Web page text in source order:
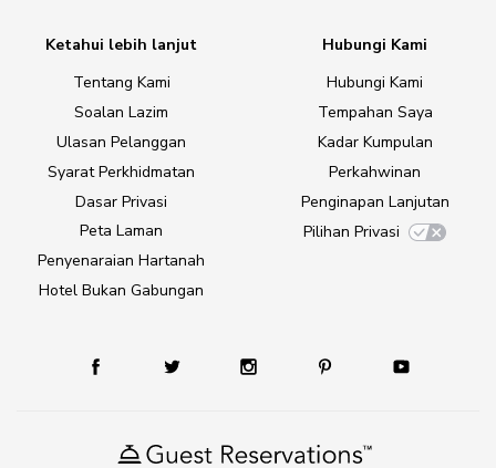
Ketahui lebih lanjut
Tentang Kami
Soalan Lazim
Ulasan Pelanggan
Syarat Perkhidmatan
Dasar Privasi
Peta Laman
Penyenaraian Hartanah
Hotel Bukan Gabungan
Hubungi Kami
Hubungi Kami
Tempahan Saya
Kadar Kumpulan
Perkahwinan
Penginapan Lanjutan
Pilihan Privasi